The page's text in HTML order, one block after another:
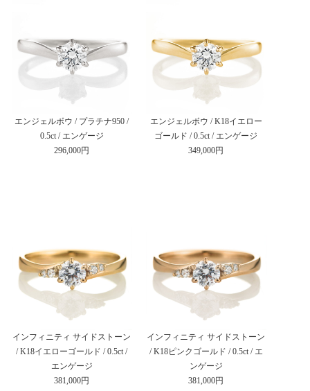
エンジェルボウ / プラチナ950 /
0.5ct / エンゲージ
296,000円
エンジェルボウ / K18イエロー
ゴールド / 0.5ct / エンゲージ
349,000円
インフィニティ サイドストーン
/ K18イエローゴールド / 0.5ct /
エンゲージ
381,000円
インフィニティ サイドストーン
/ K18ピンクゴールド / 0.5ct / エ
ンゲージ
381,000円